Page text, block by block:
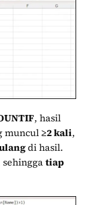
, hasil
muncul≥2 kali,
di hasil.
tiap